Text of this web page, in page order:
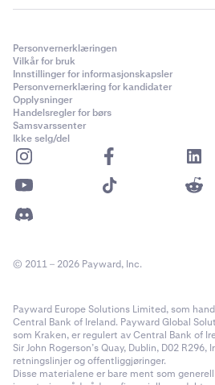
Personvernerklæringen
Vilkår for bruk
Innstillinger for informasjonskapsler
Personvernerklæring for kandidater
Opplysninger
Handelsregler for børs
Samsvarssenter
Ikke selg/del
© 2011 – 2026 Payward, Inc.
Payward Europe Solutions Limited, som
Central Bank of Ireland. Payward Global
som Kraken, er regulert av Central Bank of
Sir John Rogerson’s Quay, Dublin, D02 R296,
retningslinjer og offentliggjøringer.
Disse materialene er bare ment som